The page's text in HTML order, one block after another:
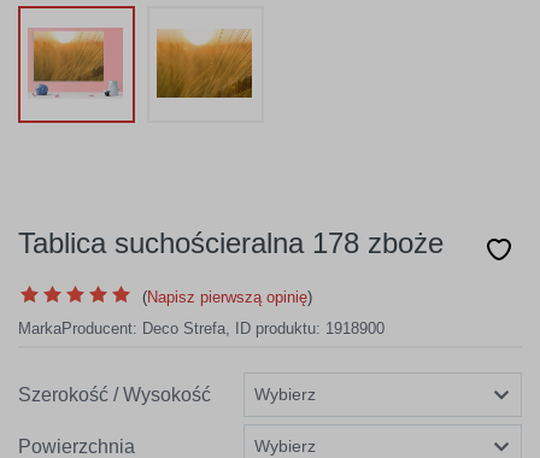
Tablica suchościeralna 178 zboże
(Napisz pierwszą opinię)
MarkaProducent: Deco Strefa, ID produktu: 1918900
Szerokość / Wysokość
Powierzchnia